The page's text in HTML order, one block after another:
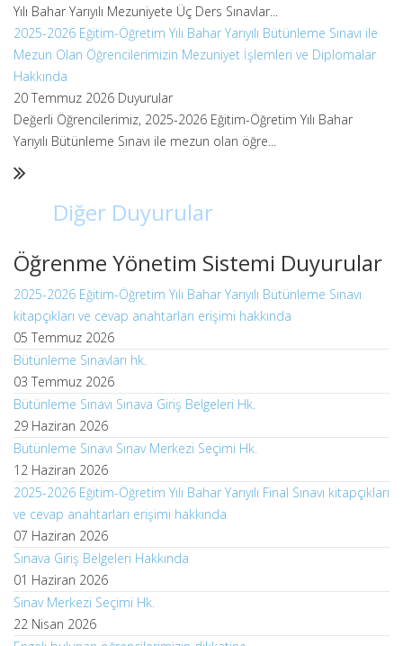
Yılı Bahar Yarıyılı Mezuniyete Üç Ders Sınavlar...
2025-2026 Eğitim-Öğretim Yılı Bahar Yarıyılı Bütünleme Sınavı ile
Mezun Olan Öğrencilerimizin Mezuniyet İşlemleri ve Diplomalar
Hakkında
20 Temmuz 2026 Duyurular
Değerli Öğrencilerimiz, 2025-2026 Eğitim-Öğretim Yılı Bahar
Yarıyılı Bütünleme Sınavı ile mezun olan öğre...
Diğer Duyurular
Öğrenme Yönetim Sistemi Duyurular
2025-2026 Eğitim-Öğretim Yılı Bahar Yarıyılı Bütünleme Sınavı
kitapçıkları ve cevap anahtarları erişimi hakkında
05 Temmuz 2026
Bütünleme Sınavları hk.
03 Temmuz 2026
Bütünleme Sınavı Sınava Giriş Belgeleri Hk.
29 Haziran 2026
Bütünleme Sınavı Sınav Merkezi Seçimi Hk.
12 Haziran 2026
2025-2026 Eğitim-Öğretim Yılı Bahar Yarıyılı Final Sınavı kitapçıkları
ve cevap anahtarları erişimi hakkında
07 Haziran 2026
Sınava Giriş Belgeleri Hakkında
01 Haziran 2026
Sınav Merkezi Seçimi Hk.
22 Nisan 2026